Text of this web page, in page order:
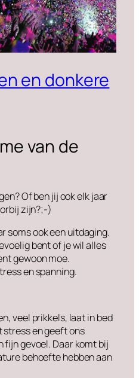
en donkere
van de
Of ben jij ook elk jaar
zijn?;-)
soms ook een uitdaging.
bent of je wil alles
gewoon moe.
en spanning.
veel prikkels, laat in bed
stress en geeft ons
fijn gevoel. Daar komt bij
behoefte hebben aan